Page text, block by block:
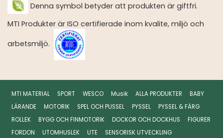
Denna symbol betyder att produkten är giftfri.
MTI Produkter är ISO certifierade inom kvalite, miljö och
arbetsmiljö.
MTI MATERIAL SPORT WESCO Musik ALLA PRODUKTER
BABY
LÄRANDE
MOTORIK SPEL OCH PUSSEL PYSSEL
PYSSEL & FÄRG
ROLLEK
BYGG OCH FINMOTORIK DOCKOR OCH DOCKHUS
FIGURER
FORDON
UTOMHUSLEK UTE SENSORISK UTVECKLING